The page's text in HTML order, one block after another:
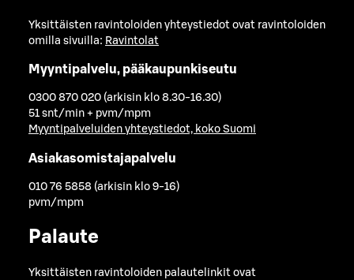
Yksittäisten ravintoloiden yhteystiedot ovat ravintoloiden
omilla sivuilla: Ravintolat
Myyntipalvelu, pääkaupunkiseutu
0300 870 020 (arkisin klo 8.30-16.30)
51 snt/min + pvm/mpm
Myyntipalveluiden yhteystiedot, koko Suomi
Asiakasomistajapalvelu
010 76 5858 (arkisin klo 9-16)
pvm/mpm
Palaute
Yksittäisten ravintoloiden palautelinkit ovat